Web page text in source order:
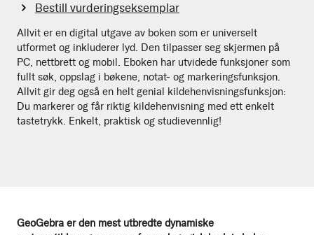
GeoGebra er den mest utbredte dynamiske
Bestill vurderingseksemplar
Allvit er en digital utgave av boken som er universelt
utformet og inkluderer lyd. Den tilpasser seg skjermen på
PC, nettbrett og mobil. Eboken har utvidede funksjoner som
fullt søk, oppslag i bøkene, notat- og markeringsfunksjon.
Allvit gir deg også en helt genial kildehenvisningsfunksjon:
Du markerer og får riktig kildehenvisning med ett enkelt
tastetrykk. Enkelt, praktisk og studievennlig!